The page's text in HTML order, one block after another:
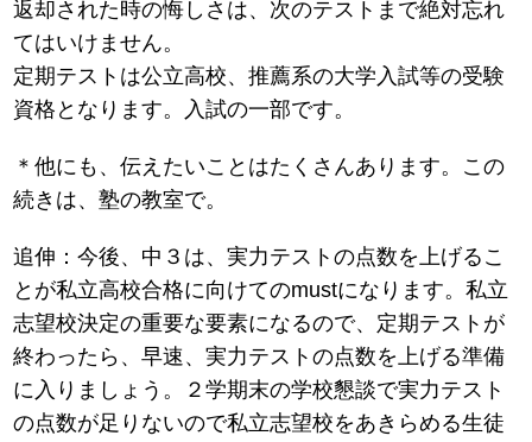
返却された時の悔しさは、次のテストまで絶対忘れ
てはいけません。
定期テストは公立高校、推薦系の大学入試等の受験
資格となります。入試の一部です。
＊他にも、伝えたいことはたくさんあります。この
続きは、塾の教室で。
追伸：今後、中３は、実力テストの点数を上げるこ
とが私立高校合格に向けてのmustになります。私立
志望校決定の重要な要素になるので、定期テストが
終わったら、早速、実力テストの点数を上げる準備
に入りましょう。２学期末の学校懇談で実力テスト
の点数が足りないので私立志望校をあきらめる生徒